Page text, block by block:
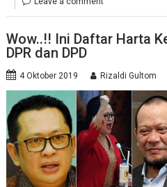
Wow..!! Ini Daftar Harta
DPR dan DPD
4 Oktober 2019 Rizaldi Gultom